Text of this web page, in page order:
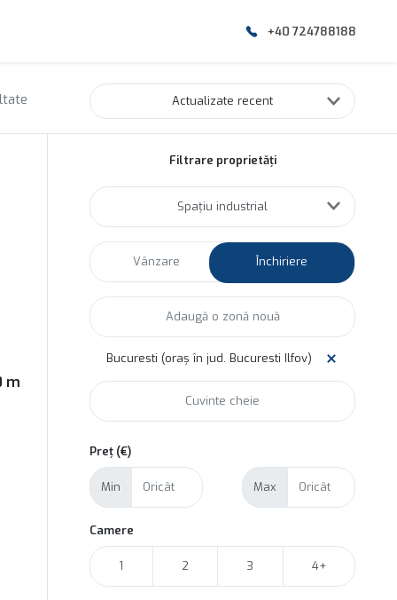
+40 724788188
Actualizate recent
m
Filtrare proprietăți
Spațiu industrial
Vânzare Închiriere
Bucuresti (oraș în jud. Bucuresti Ilfov)
Preț (€)
Min Max
Camere
1 2 3 4+